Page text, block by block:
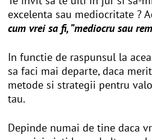
excelenta sau mediocritate ?
cum vrei sa fi, ”mediocru sau
In functie de raspunsul la
sa faci mai departe, daca
metode si strategii pentru
tau.
Depinde numai de tine daca